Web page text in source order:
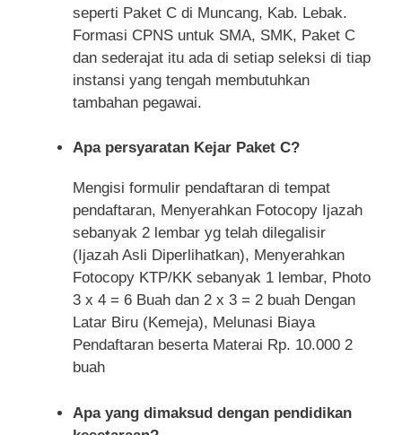
seperti Paket C di Muncang, Kab. Lebak.
Formasi CPNS untuk SMA, SMK, Paket C
dan sederajat itu ada di setiap seleksi di tiap
instansi yang tengah membutuhkan
tambahan pegawai.
Apa persyaratan Kejar Paket C?
Mengisi formulir pendaftaran di tempat
pendaftaran, Menyerahkan Fotocopy Ijazah
sebanyak 2 lembar yg telah dilegalisir
(Ijazah Asli Diperlihatkan), Menyerahkan
Fotocopy KTP/KK sebanyak 1 lembar, Photo
3 x 4 = 6 Buah dan 2 x 3 = 2 buah Dengan
Latar Biru (Kemeja), Melunasi Biaya
Pendaftaran beserta Materai Rp. 10.000 2
buah
Apa yang dimaksud dengan pendidikan